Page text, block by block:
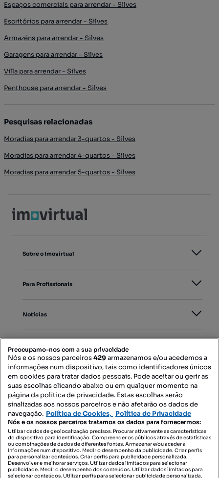
Espaços comerciais para arrendar - Silves
Escritórios para arrendar - Silves
Armazéns para arrendar - Silves
Garagens para arrendar - Silves
Villa para arrendar - Silves
Penthouse para arrendar - Silves
Pesquisas relacionadas
Moradias para arrendar 3-quartos - Silves
Moradias para arrendar 4-quartos - Silves
Moradias para arrendar 5-quartos - Silves
Sobre o Imovirtual
Para Profissionais
Notícias
Mapa do Site
Contacte-nos
SIGA-NOS:
Preocupamo-nos com a sua privacidade
Nós e os nossos parceiros429armazenamos e/ou acedemos a
informações num dispositivo, tais como identificadores únicos
em cookies para tratar dados pessoais. Pode aceitar ou gerir as
suas escolhas clicando abaixo ou em qualquer momento na
página da política de privacidade. Estas escolhas serão
sinalizadas aos nossos parceiros e não afetarão os dados de
navegação. Política de Cookies, Política de Privacidade
Nós e os nossos parceiros tratamos os dados para fornecermos:
Utilizar dados de geolocalização precisos. Procurar ativamente as características
do dispositivo para identificação. Compreender os públicos através de estatísticas
ou combinações de dados de diferentes fontes. Armazenar e/ou aceder a
informações num dispositivo. Medir o desempenho da publicidade. Criar perfis
para personalizar conteúdos. Criar perfis para publicidade personalizada.
Desenvolver e melhorar serviços. Utilizar dados limitados para selecionar
publicidade. Medir o desempenho dos conteúdos. Utilizar dados limitados para
selecionar conteúdos. Utilizar perfis para selecionar publicidade personalizada.